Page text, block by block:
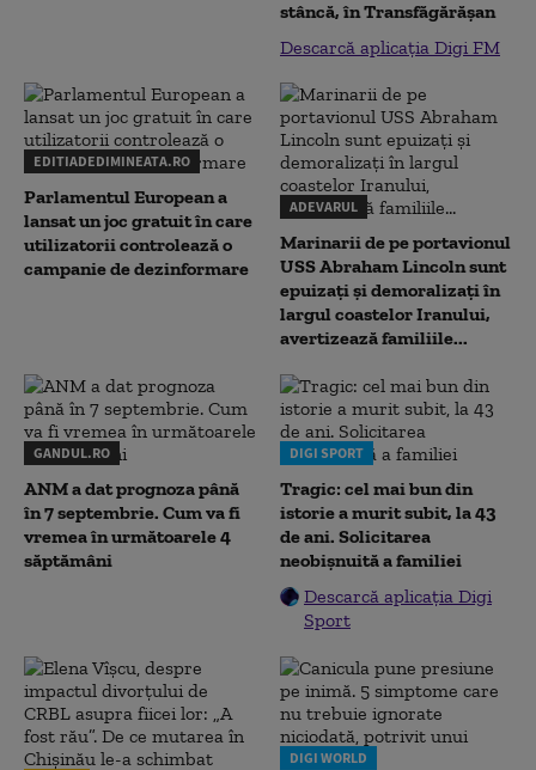
stâncă, în Transfăgărăşan
Descarcă aplicația Digi FM
EDITIADEDIMINEATA.RO
Parlamentul European a
lansat un joc gratuit în care
utilizatorii controlează o
campanie de dezinformare
ADEVARUL
Marinarii de pe portavionul
USS Abraham Lincoln sunt
epuizați și demoralizați în
largul coastelor Iranului,
avertizează familiile...
GANDUL.RO
ANM a dat prognoza până
în 7 septembrie. Cum va fi
vremea în următoarele 4
săptămâni
DIGI SPORT
Tragic: cel mai bun din
istorie a murit subit, la 43
de ani. Solicitarea
neobișnuită a familiei
Descarcă aplicația Digi
Sport
DIGI WORLD